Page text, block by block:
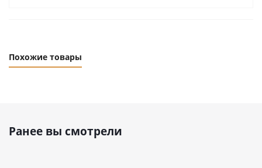
Похожие товары
Ранее вы смотрели